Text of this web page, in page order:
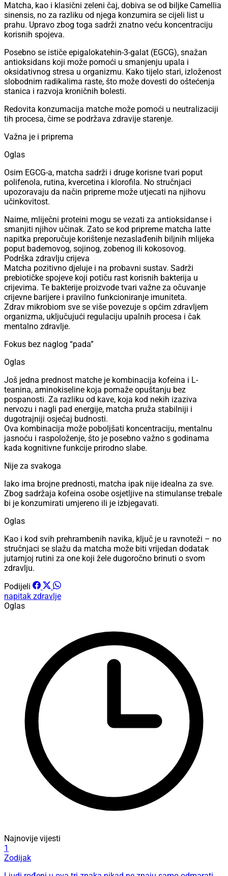
Matcha, kao i klasični zeleni čaj, dobiva se od biljke Camellia
sinensis, no za razliku od njega konzumira se cijeli list u
prahu. Upravo zbog toga sadrži znatno veću koncentraciju
korisnih spojeva.
Posebno se ističe epigalokatehin-3-galat (EGCG), snažan
antioksidans koji može pomoći u smanjenju upala i
oksidativnog stresa u organizmu. Kako tijelo stari, izloženost
slobodnim radikalima raste, što može dovesti do oštećenja
stanica i razvoja kroničnih bolesti.
Redovita konzumacija matche može pomoći u neutralizaciji
tih procesa, čime se podržava zdravije starenje.
Važna je i priprema
Oglas
Osim EGCG-a, matcha sadrži i druge korisne tvari poput
polifenola, rutina, kvercetina i klorofila. No stručnjaci
upozoravaju da način pripreme može utjecati na njihovu
učinkovitost.
Naime, mliječni proteini mogu se vezati za antioksidanse i
smanjiti njihov učinak. Zato se kod pripreme matcha latte
napitka preporučuje korištenje nezaslađenih biljnih mlijeka
poput bademovog, sojinog, zobenog ili kokosovog.
Podrška zdravlju crijeva
Matcha pozitivno djeluje i na probavni sustav. Sadrži
prebiotičke spojeve koji potiču rast korisnih bakterija u
crijevima. Te bakterije proizvode tvari važne za očuvanje
crijevne barijere i pravilno funkcioniranje imuniteta.
Zdrav mikrobiom sve se više povezuje s općim zdravljem
organizma, uključujući regulaciju upalnih procesa i čak
mentalno zdravlje.
Fokus bez naglog “pada”
Oglas
Još jedna prednost matche je kombinacija kofeina i L-
teanina, aminokiseline koja pomaže opuštanju bez
pospanosti. Za razliku od kave, koja kod nekih izaziva
nervozu i nagli pad energije, matcha pruža stabilniji i
dugotrajniji osjećaj budnosti.
Ova kombinacija može poboljšati koncentraciju, mentalnu
jasnoću i raspoloženje, što je posebno važno s godinama
kada kognitivne funkcije prirodno slabe.
Nije za svakoga
Iako ima brojne prednosti, matcha ipak nije idealna za sve.
Zbog sadržaja kofeina osobe osjetljive na stimulanse trebale
bi je konzumirati umjereno ili je izbjegavati.
Oglas
Kao i kod svih prehrambenih navika, ključ je u ravnoteži – no
stručnjaci se slažu da matcha može biti vrijedan dodatak
jutarnjoj rutini za one koji žele dugoročno brinuti o svom
zdravlju.
Podijeli
napitak zdravlje
Oglas
Najnovije vijesti
1
Zodijak